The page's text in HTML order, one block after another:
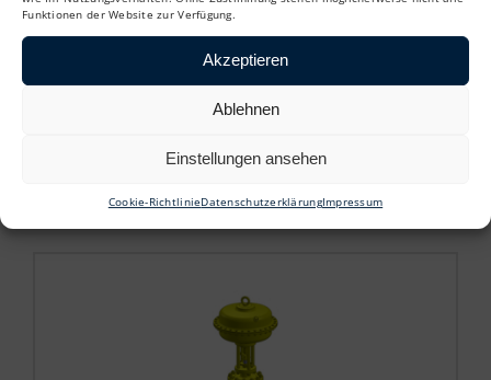
Funktionen der Website zur Verfügung.
Akzeptieren
Ablehnen
Einstellungen ansehen
Cookie-RichtlinieDatenschutzerklärungImpressum
TYPE 350 EC4/5
Für Chloranwendungen